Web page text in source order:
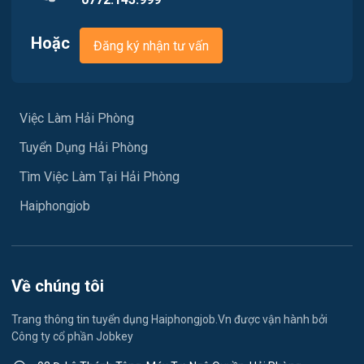
Vận chuyển / Giao nhận / Kho vận
Y tế
May mặc
Việc làm Nam Đồ Sơn
Việc làm An Hải
Việc làm An Phong
Việc làm Hải Dương
Việc làm Nam Đồng
Hoặc Đăng ký nhận tư vấn
Việc Làm Hải Phòng
Tuyển Dụng Hải Phòng
Tìm Việc Làm Tại Hải Phòng
Haiphongjob
Về chúng tôi
Trang thông tin tuyển dụng Haiphongjob.Vn được vận hành bởi
Công ty cổ phần Jobkey